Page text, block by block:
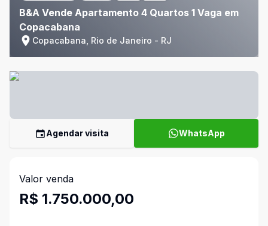
B&A Vende Apartamento 4 Quartos 1 Vaga em
Copacabana
Copacabana, Rio de Janeiro - RJ
Agendar visita WhatsApp
Valor venda
R$ 1.750.000,00